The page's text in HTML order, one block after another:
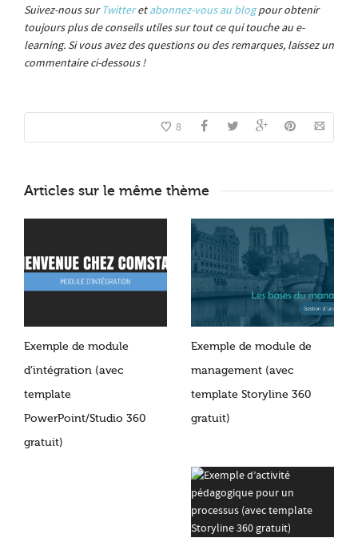
Suivez-nous surTwitteretabonnez-vous au blogpour obtenir
toujours plus de conseils utiles sur tout ce qui touche au e-
learning. Si vous avez des questions ou des remarques, laissez un
commentaire ci-dessous !
8
Articles sur le même thème
Exemple de module
d’intégration (avec
template
PowerPoint/Studio 360
gratuit)
Exemple de module de
management (avec
template Storyline 360
gratuit)